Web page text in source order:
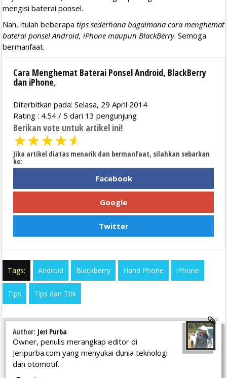
mengisi baterai ponsel.
Nah, itulah beberapa tips sederhana bagaimana cara menghemat
baterai ponsel Android, iPhone maupun BlackBerry. Semoga
bermanfaat.
Cara Menghemat Baterai Ponsel Android, BlackBerry
dan iPhone,
Diterbitkan pada: Selasa, 29 April 2014
Rating : 4.54 / 5 dari 13 pengunjung
Berikan vote untuk artikel ini!
★★★★★
Jika artikel diatas menarik dan bermanfaat, silahkan sebarkan
ke:
Facebook
Google
Twitter
Tags: Android Blackberry Hand Phone iPhone
Tips Tips dan Trik
Author: Jeri Purba
Owner, penulis merangkap editor di
Jeripurba.com yang menyukai dunia teknologi
dan otomotif.